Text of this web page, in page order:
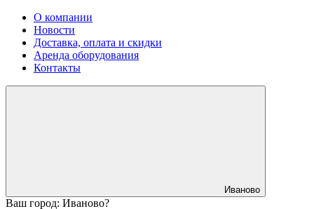
О компании
Новости
Доставка, оплата и скидки
Аренда оборудования
Контакты
Иваново
Ваш город: Иваново?